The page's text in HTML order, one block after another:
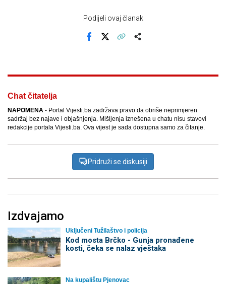
Podijeli ovaj članak
Chat čitatelja
NAPOMENA - Portal Vijesti.ba zadržava pravo da obriše neprimjeren
sadržaj bez najave i objašnjenja. Mišljenja iznešena u chatu nisu stavovi
redakcije portala Vijesti.ba. Ova vijest je sada dostupna samo za čitanje.
Pridruži se diskusiji
Izdvajamo
Uključeni Tužilaštvo i policija
Kod mosta Brčko - Gunja pronađene
kosti, čeka se nalaz vještaka
Na kupalištu Pjenovac